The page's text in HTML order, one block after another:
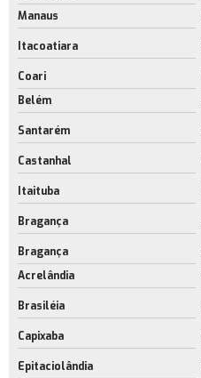
Manaus
Itacoatiara
Coari
Belém
Santarém
Castanhal
Itaituba
Bragança
Bragança
Acrelândia
Brasiléia
Capixaba
Epitaciolândia